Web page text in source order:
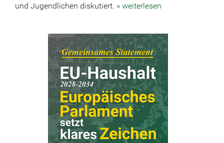
und Jugendlichen diskutiert. » weiterlesen